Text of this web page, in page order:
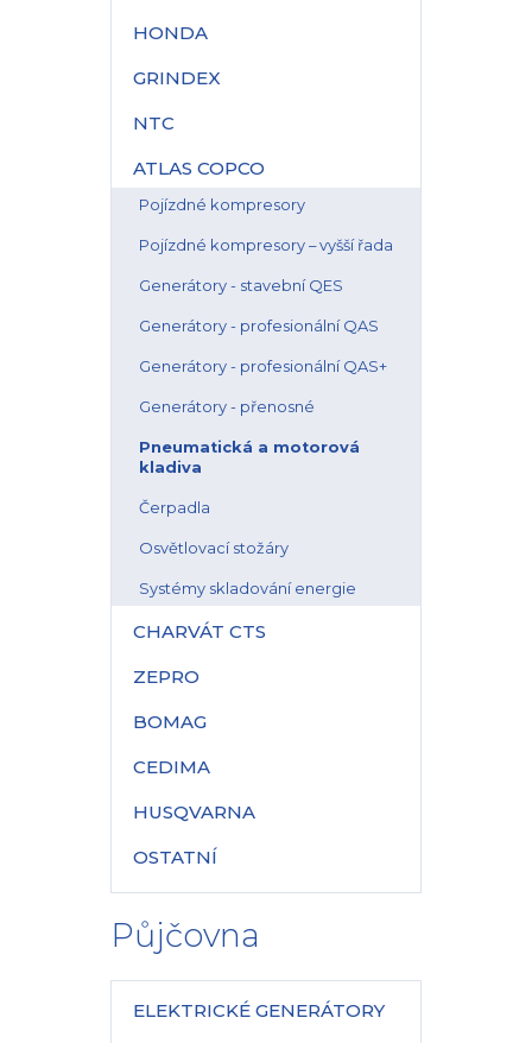
HONDA
GRINDEX
NTC
ATLAS COPCO
Pojízdné kompresory
Pojízdné kompresory – vyšší řada
Generátory - stavební QES
Generátory - profesionální QAS
Generátory - profesionální QAS+
Generátory - přenosné
Pneumatická a motorová
kladiva
Čerpadla
Osvětlovací stožáry
Systémy skladování energie
CHARVÁT CTS
ZEPRO
BOMAG
CEDIMA
HUSQVARNA
OSTATNÍ
Půjčovna
ELEKTRICKÉ GENERÁTORY